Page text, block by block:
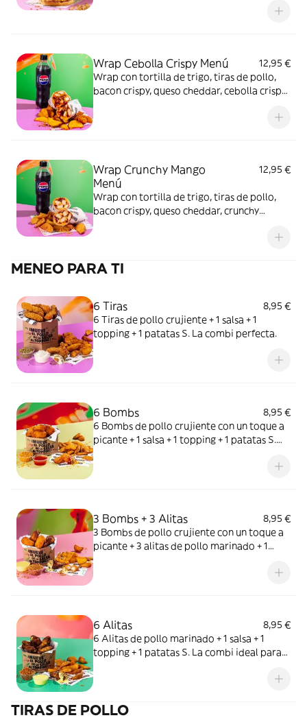
Wrap Cebolla Crispy Menú
12,95 €
Wrap con tortilla de trigo, tiras de pollo,
bacon crispy, queso cheddar, cebolla crispy
Wrap Crunchy Mango
Menú
12,95 €
Wrap con tortilla de trigo, tiras de pollo,
bacon crispy, queso cheddar, crunchy
MENEO PARA TI
6 Tiras
8,95 €
6 Tiras de pollo crujiente + 1 salsa + 1
topping + 1 patatas S. La combi perfecta.
6 Bombs
8,95 €
6 Bombs de pollo crujiente con un toque a
picante + 1 salsa + 1 topping + 1 patatas S.
3 Bombs + 3 Alitas
8,95 €
3 Bombs de pollo crujiente con un toque a
picante + 3 alitas de pollo marinado + 1
6 Alitas
8,95 €
6 Alitas de pollo marinado + 1 salsa + 1
topping + 1 patatas S. La combi ideal para
TIRAS DE POLLO